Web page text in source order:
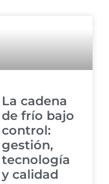
La cadena
de frío bajo
control:
gestión,
tecnología
y calidad